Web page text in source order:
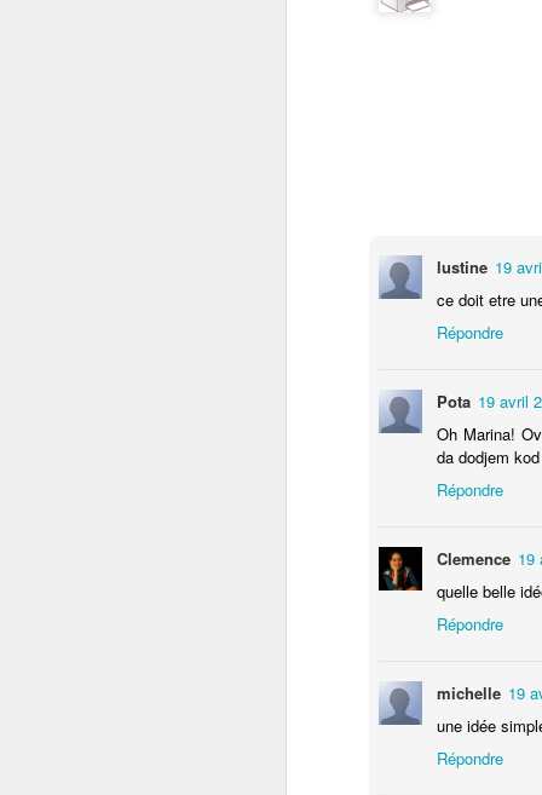
lustine 19
ce doit etre
Répondre
Pota 19 avril
Oh Marina!
da dodjem
Répondre
Clemence 19
quelle belle
Répondre
michelle 19
une idée
Répondre